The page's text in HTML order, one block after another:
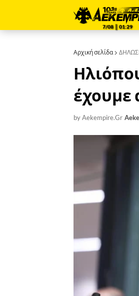
7/08 ║ 01:29
Αρχική σελίδα
έχουμε
by Aekempire.Gr